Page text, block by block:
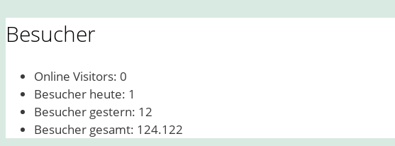
Besucher
Online Visitors: 0
Besucher heute: 1
Besucher gestern: 12
Besucher gesamt: 124.122